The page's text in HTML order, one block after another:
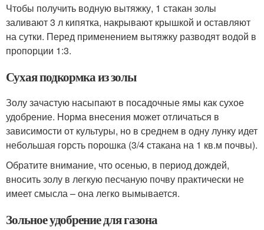
Чтобы получить водную вытяжку, 1 стакан золы
заливают 3 л кипятка, накрывают крышкой и оставляют
на сутки. Перед применением вытяжку разводят водой в
пропорции 1:3.
Сухая подкормка из золы
Золу зачастую насыпают в посадочные ямы как сухое
удобрение. Норма внесения может отличаться в
зависимости от культуры, но в среднем в одну лунку идет
небольшая горсть порошка (3/4 стакана на 1 кв.м почвы).
Обратите внимание, что осенью, в период дождей,
вносить золу в легкую песчаную почву практически не
имеет смысла – она легко вымывается.
Зольное удобрение для газона